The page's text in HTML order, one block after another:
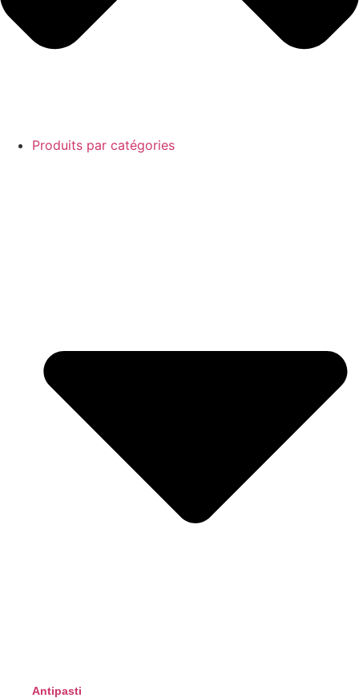
Produits par catégories
Antipasti